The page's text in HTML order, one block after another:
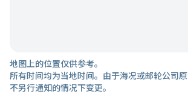
地图上的位置仅供参考。
所有时间均为当地时间。由于海况或邮轮公司
不另行通知的情况下变更。